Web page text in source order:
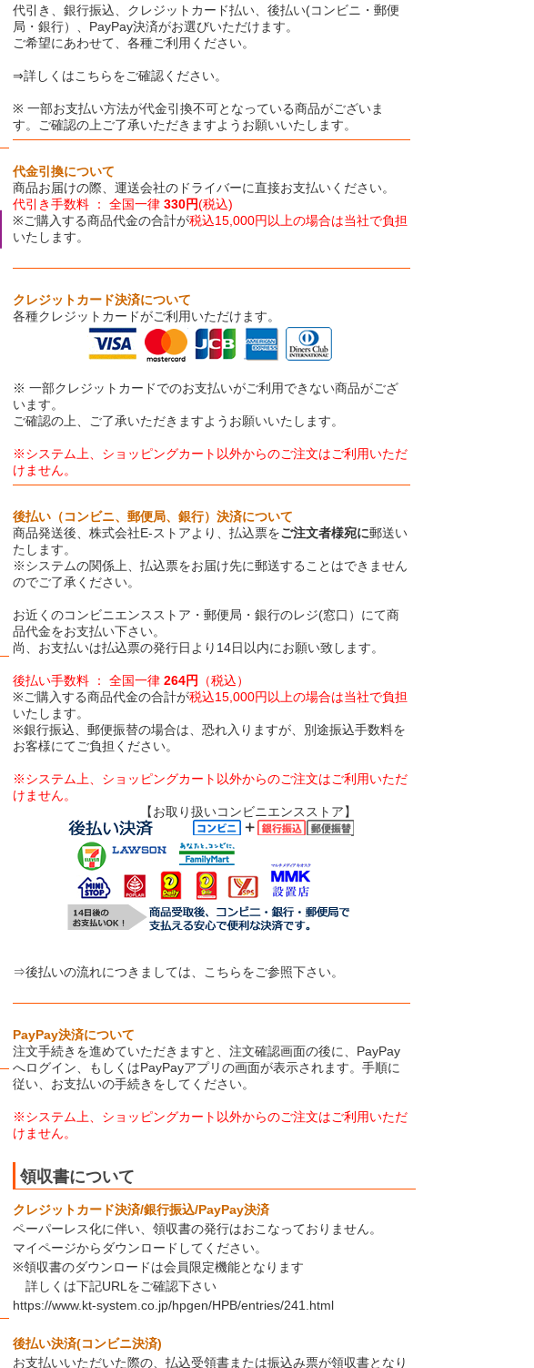
代引き、銀行振込、クレジットカード払い、後払い(コンビニ・郵便
局・銀行）、PayPay決済がお選びいただけます。
ご希望にあわせて、各種ご利用ください。
⇒詳しくはこちらをご確認ください。
※ 一部お支払い方法が代金引換不可となっている商品がございま
す。ご確認の上ご了承いただきますようお願いいたします。
代金引換について
商品お届けの際、運送会社のドライバーに直接お支払いください。
代引き手数料 ： 全国一律 330円(税込)
※ご購入する商品代金の合計が税込15,000円以上の場合は当社で負担
いたします。
クレジットカード決済について
各種クレジットカードがご利用いただけます。
※ 一部クレジットカードでのお支払いがご利用できない商品がござ
います。
ご確認の上、ご了承いただきますようお願いいたします。
※システム上、ショッピングカート以外からのご注文はご利用いただ
けません。
後払い（コンビニ、郵便局、銀行）決済について
商品発送後、株式会社E-ストアより、払込票をご注文者様宛に郵送い
たします。
※システムの関係上、払込票をお届け先に郵送することはできません
のでご了承ください。
お近くのコンビニエンスストア・郵便局・銀行のレジ(窓口）にて商
品代金をお支払い下さい。
尚、お支払いは払込票の発行日より14日以内にお願い致します。
後払い手数料 ： 全国一律 264円 （税込）
※ご購入する商品代金の合計が税込15,000円以上の場合は当社で負担
いたします。
※銀行振込、郵便振替の場合は、恐れ入りますが、別途振込手数料を
お客様にてご負担ください。
※システム上、ショッピングカート以外からのご注文はご利用いただ
けません。
【お取り扱いコンビニエンスストア】
⇒後払いの流れにつきましては、こちらをご参照下さい。
PayPay決済について
注文手続きを進めていただきますと、注文確認画面の後に、PayPay
へログイン、もしくはPayPayアプリの画面が表示されます。手順に
従い、お支払いの手続きをしてください。
※システム上、ショッピングカート以外からのご注文はご利用いただ
けません。
領収書について
クレジットカード決済/銀行振込/PayPay決済
ペーパーレス化に伴い、領収書の発行はおこなっておりません。
マイページからダウンロードしてください。
※領収書のダウンロードは会員限定機能となります
詳しくは下記URLをご確認下さい
https://www.kt-system.co.jp/hpgen/HPB/entries/241.html
後払い決済(コンビニ決済)
お支払いいただいた際の、払込受領書または振込み票が領収書となり